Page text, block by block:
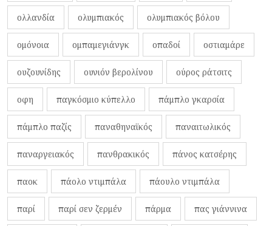
ολλανδία ολυμπιακός ολυμπιακός βόλου
ομόνοια ομπαμεγιάνγκ οπαδοί οστιαμάρε
ουζουνίδης ουνιόν βερολίνου ούρος ράτσιτς
οφη παγκόσμιο κύπελλο πάμπλο γκαρσία
πάμπλο παζίς παναθηναϊκός παναιτωλικός
παναργειακός πανθρακικός πάνος κατσέρης
παοκ πάολο ντιμπάλα πάουλο ντιμπάλα
παρί παρί σεν ζερμέν πάρμα πας γιάννινα